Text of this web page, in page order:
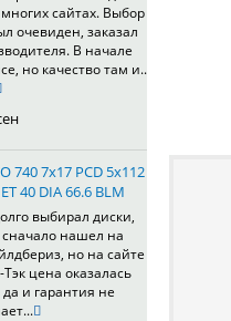
сайтах. Выбор
очевиден, заказал
В начале
но качество там и..
740 7x17 PCD 5x112
ET 40 DIA 66.6 BLM
выбирал диски,
сначало нашел на
но на сайте
цена оказалась
и гарантия не